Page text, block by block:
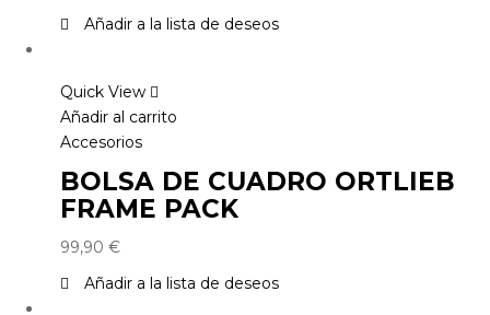
Añadir a la lista de deseos
Quick View
Añadir al carrito
Accesorios
BOLSA DE CUADRO ORTLIEB
FRAME PACK
99,90 €
Añadir a la lista de deseos